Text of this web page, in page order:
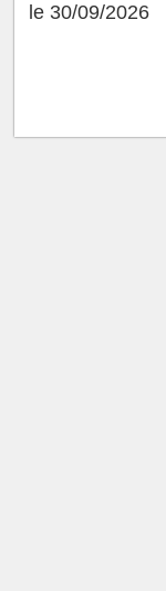
le 30/09/2026